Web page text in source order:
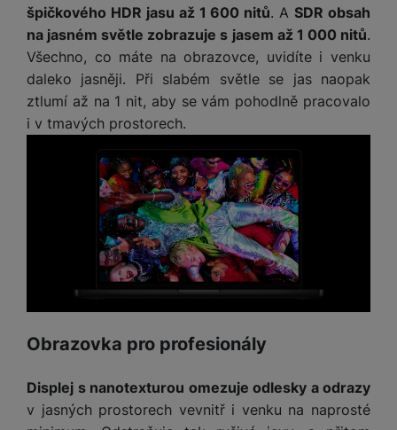
Původní cena
(-19
%)
69 99
0Kč
56 990Kč
špičkového HDR jasu až 1 600 nitů. A SDR obsah
na jasném světle zobrazuje s jasem až 1 000 nitů.
Všechno, co máte na obrazovce, uvidíte i venku
daleko jasněji. Při slabém světle se jas naopak
ztlumí až na 1 nit, aby se vám pohodlně pracovalo
i v tmavých prostorech.
Obrazovka pro profesionály
Displej s nanotexturou omezuje odlesky a odrazy
v jasných prostorech vevnitř i venku na naprosté